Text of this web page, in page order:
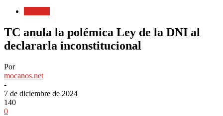
TC anula la polémica Ley de la DNI al
declararla inconstitucional
Por
mocanos.net
-
7 de diciembre de 2024
140
0